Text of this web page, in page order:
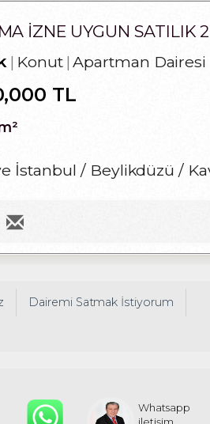
İZNE UYGUN SATILIK
Konut Apartman Dairesi
TL
İstanbul / Beylikdüzü /
Dairemi Satmak İstiyorum
Whatsapp